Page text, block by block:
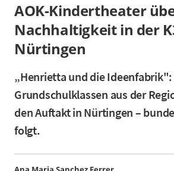
AOK-Kindertheater
Nachhaltigkeit in der
Nürtingen
„Henrietta und die Ideenfabrik":
Grundschulklassen aus der
den Auftakt in Nürtingen –
folgt.